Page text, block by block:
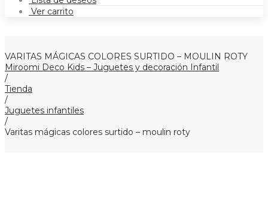
Ver carrito
VARITAS MÁGICAS COLORES SURTIDO – MOULIN ROTY
Miroomi Deco Kids – Juguetes y decoración Infantil
/
Tienda
/
Juguetes infantiles
/
Varitas mágicas colores surtido – moulin roty